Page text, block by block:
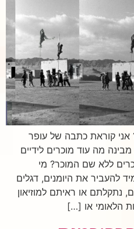
אני קוראת כתבה של עופר
מה עוד מוכרים לידיים
ללא שם המוכר? מי
להעביר את היומנים, דגלים
נתקלתם או ראיתם למוזיאון
הלאומי או […]